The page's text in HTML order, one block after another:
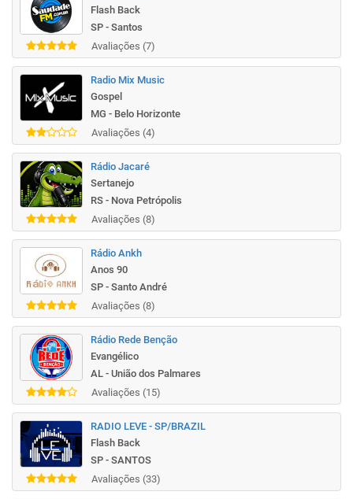
Flash Back
SP - Santos
Avaliações (7)
Radio Mix Music
Gospel
MG - Belo Horizonte
Avaliações (4)
Rádio Jacaré
Sertanejo
RS - Nova Petrópolis
Avaliações (8)
Rádio Ankh
Anos 90
SP - Santo André
Avaliações (8)
Rádio Rede Benção
Evangélico
AL - União dos Palmares
Avaliações (15)
RADIO LEVE - SP/BRAZIL
Flash Back
SP - SANTOS
Avaliações (33)